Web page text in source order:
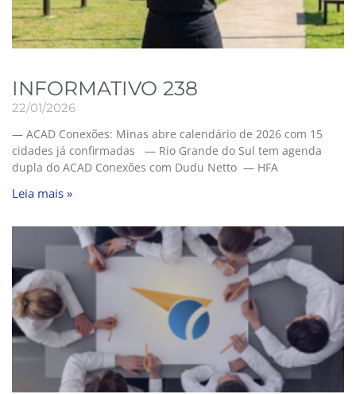
INFORMATIVO 238
22/01/2026
— ACAD Conexões: Minas abre calendário de 2026 com 15
cidades já confirmadas — Rio Grande do Sul tem agenda
dupla do ACAD Conexões com Dudu Netto — HFA
Leia mais »